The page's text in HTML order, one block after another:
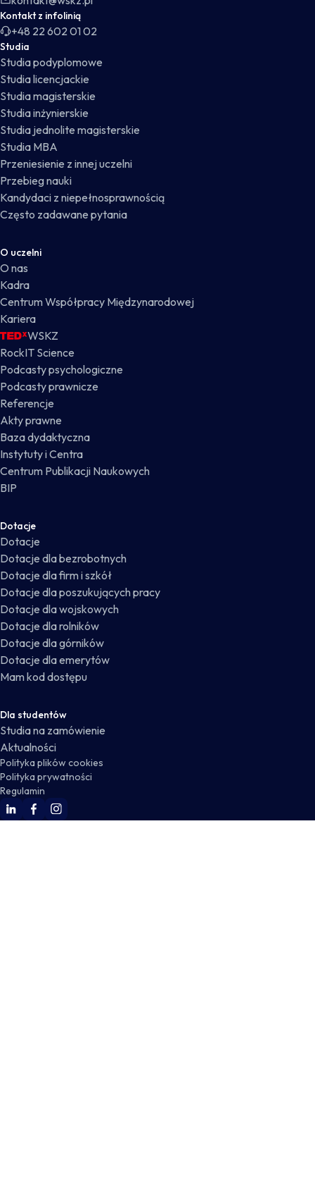
Kontakt z infolinią
+48 22 602 01 02
Studia
Studia podyplomowe
Studia licencjackie
Studia magisterskie
Studia inżynierskie
Studia jednolite magisterskie
Studia MBA
Przeniesienie z innej uczelni
Przebieg nauki
Kandydaci z niepełnosprawnością
Często zadawane pytania
O uczelni
O nas
Kadra
Centrum Współpracy Międzynarodowej
Kariera
WSKZ
RockIT Science
Podcasty psychologiczne
Podcasty prawnicze
Referencje
Akty prawne
Baza dydaktyczna
Instytuty i Centra
Centrum Publikacji Naukowych
BIP
Dotacje
Dotacje
Dotacje dla bezrobotnych
Dotacje dla firm i szkół
Dotacje dla poszukujących pracy
Dotacje dla wojskowych
Dotacje dla rolników
Dotacje dla górników
Dotacje dla emerytów
Mam kod dostępu
Dla studentów
Studia na zamówienie
Aktualności
Polityka plików cookies
Polityka prywatności
Regulamin
WSKZ Linkedin
WSKZ Facebook
WSKZ Instagram